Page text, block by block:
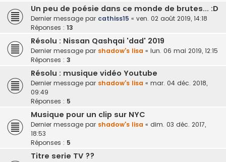
Un peu de poésie dans ce monde de brutes... :D
Dernier message par cathiss15 « ven. 02 août 2019, 14:18
Réponses : 13
Résolu : Nissan Qashqai 'dad' 2019
Dernier message par shadow's lisa « lun. 06 mai 2019, 12:15
Réponses : 3
Résolu : musique vidéo Youtube
Dernier message par shadow's lisa « mar. 04 déc. 2018,
09:49
Réponses : 5
Musique pour un clip sur NYC
Dernier message par shadow's lisa « dim. 03 déc. 2017,
18:53
Réponses : 5
Titre serie TV ??